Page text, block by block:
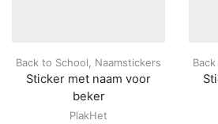
Back to School, Naamstickers
Sticker met naam voor
beker
PlakHet